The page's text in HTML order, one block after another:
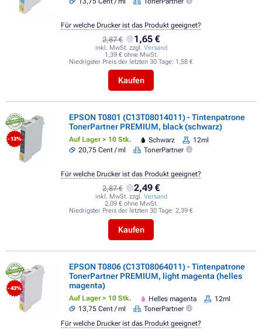
2,87 € 1,65 €
inkl. MwSt. zzgl. Versand
1,39 € ohne MwSt.
Niedrigster Preis der letzten 30 Tage: 1,58 €
Kaufen
Für welche Drucker ist das Produkt geeignet?
- 13%
EPSON T0801 (C13T08014011) - Tintenpatrone
TonerPartner PREMIUM, black (schwarz)
Auf Lager > 10 Stk. Schwarz
12ml
20,75 Cent / ml
TonerPartner
2,87 € 2,49 €
inkl. MwSt. zzgl. Versand
2,09 € ohne MwSt.
Niedrigster Preis der letzten 30 Tage: 2,39 €
Kaufen
Für welche Drucker ist das Produkt geeignet?
- 43%
EPSON T0806 (C13T08064011) - Tintenpatrone
TonerPartner PREMIUM, light magenta (helles
magenta)
Auf Lager > 10 Stk. Helles magenta
12ml
13,75 Cent / ml
TonerPartner
Für welche Drucker ist das Produkt geeignet?